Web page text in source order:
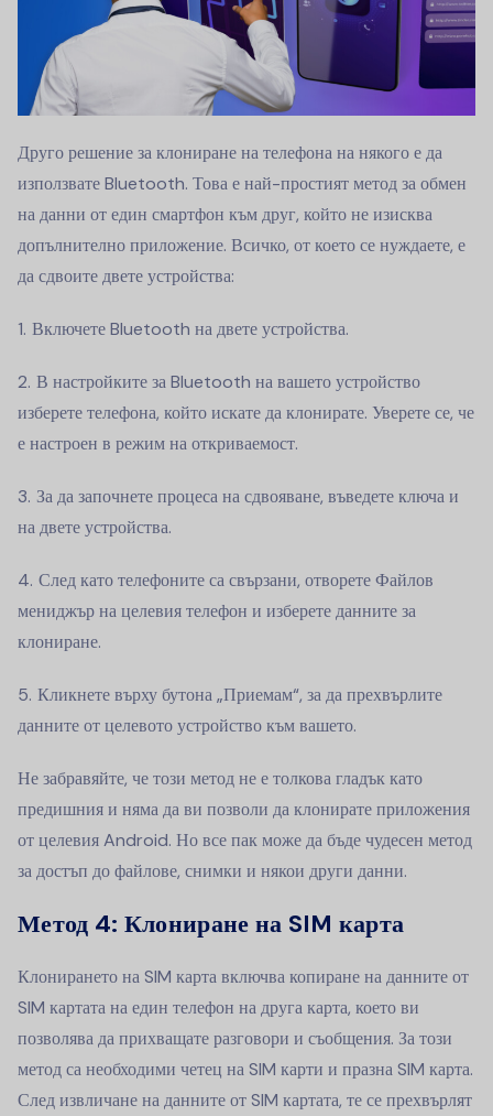
Друго решение за клониране на телефона на някого е да
използвате Bluetooth. Това е най-простият метод за обмен
на данни от един смартфон към друг, който не изисква
допълнително приложение. Всичко, от което се нуждаете, е
да сдвоите двете устройства:
Включете Bluetooth на двете устройства.
В настройките за Bluetooth на вашето устройство
изберете телефона, който искате да клонирате. Уверете се, че
е настроен в режим на откриваемост.
За да започнете процеса на сдвояване, въведете ключа и
на двете устройства.
След като телефоните са свързани, отворете Файлов
мениджър на целевия телефон и изберете данните за
клониране.
Кликнете върху бутона „Приемам“, за да прехвърлите
данните от целевото устройство към вашето.
Не забравяйте, че този метод не е толкова гладък като
предишния и няма да ви позволи да клонирате приложения
от целевия Android. Но все пак може да бъде чудесен метод
за достъп до файлове, снимки и някои други данни.
Метод 4: Клониране на SIM карта
Клонирането на SIM карта включва копиране на данните от
SIM картата на един телефон на друга карта, което ви
позволява да прихващате разговори и съобщения. За този
метод са необходими четец на SIM карти и празна SIM карта.
След извличане на данните от SIM картата, те се прехвърлят